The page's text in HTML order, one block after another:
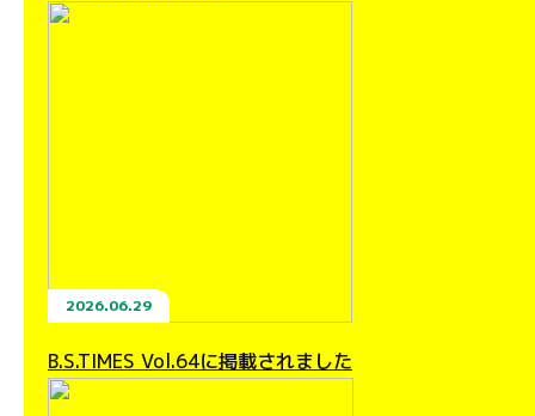
2026.06.29
B.S.TIMES Vol.64に掲載されました